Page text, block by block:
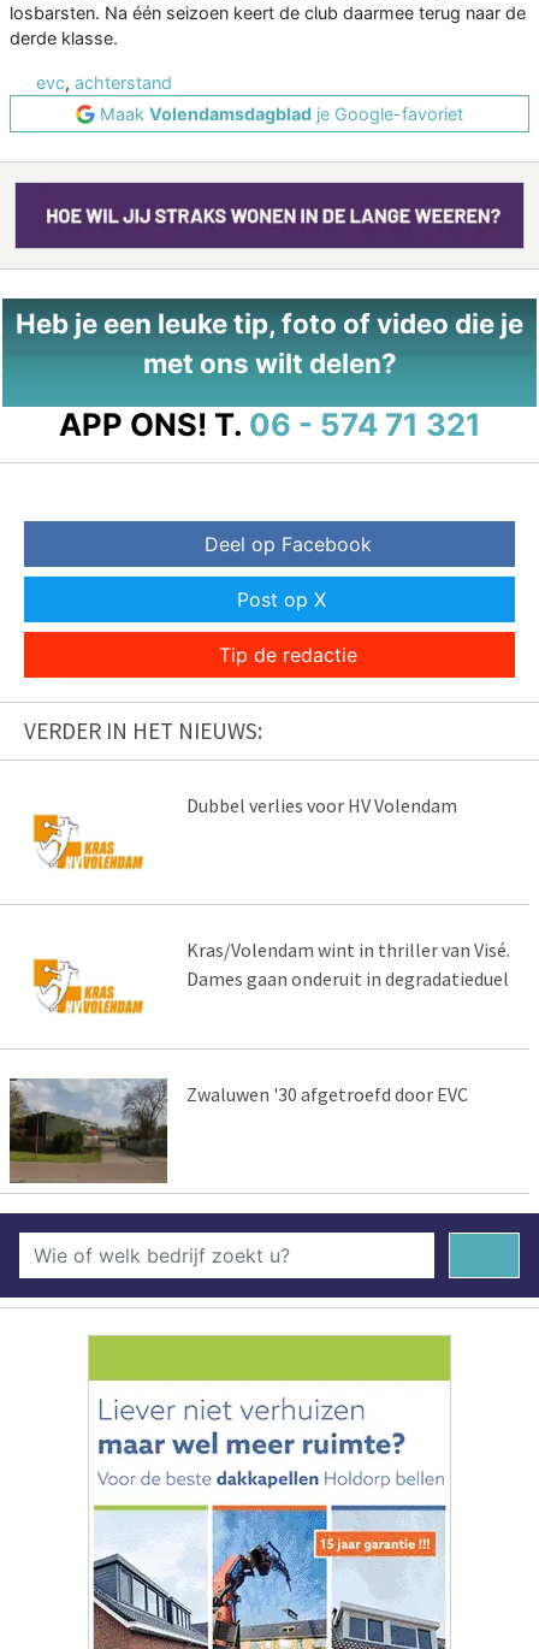
losbarsten. Na één seizoen keert de club daarmee terug naar de
derde klasse.
evc, achterstand
Maak Volendamsdagblad je Google-favoriet
Heb je een leuke tip, foto of video die je
met ons wilt delen?
APP ONS! T. 06 - 574 71 321
Deel op Facebook
Post op X
Tip de redactie
VERDER IN HET NIEUWS:
Dubbel verlies voor HV Volendam
Kras/Volendam wint in thriller van Visé.
Dames gaan onderuit in degradatieduel
Zwaluwen '30 afgetroefd door EVC